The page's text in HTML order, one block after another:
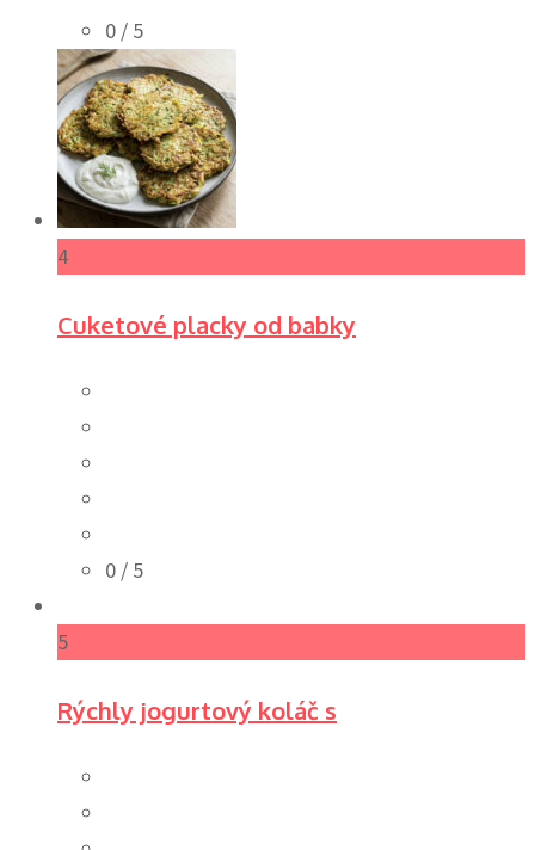
0 / 5
4
Cuketové placky od babky
0 / 5
5
Rýchly jogurtový koláč s